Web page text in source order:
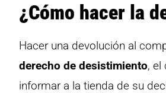
¿Cómo hacer la
Hacer una devolución al
derecho de desistimiento, el
informar a la tienda de su